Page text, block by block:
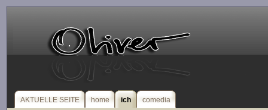
AKTUELLE SEITE home ich comedia